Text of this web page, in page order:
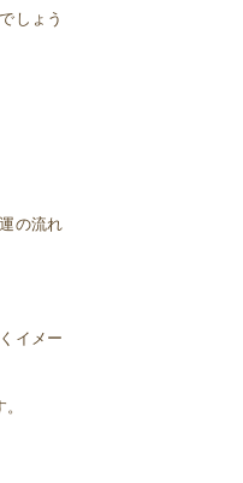
しょう
の流れ
イメー